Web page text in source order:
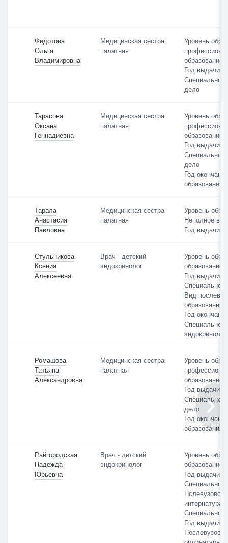
Федотова
Ольга
Владимировна
Медицинская сестра
палатная
Уровень
образование
Год выдачи:
дело
Тарасова
Оксана
Геннадиевна
Медицинская сестра
палатная
Уровень
образование
Год выдачи:
дело
Год
образования:
Тарала
Анастасия
Павловна
Медицинская сестра
палатная
Уровень
Неполное
Год выдачи:
Стульникова
Ксения
Алексеевна
Врач - детский
эндокринолог
Уровень
образование
Год выдачи:
Вид
Год
Ромашова
Татьяна
Александровна
Медицинская сестра
палатная
Уровень
образование
Год выдачи:
дело
Год
образования:
Райгородская
Надежда
Юрьевна
Врач - детский
эндокринолог
Уровень
образование
Год выдачи:
интернатура
Год выдачи: